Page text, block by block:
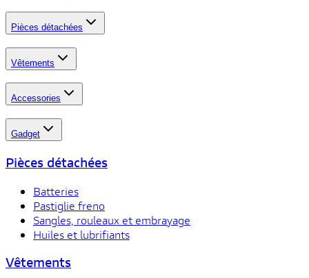
Pièces détachées
Vêtements
Accessories
Gadget
Pièces détachées
Batteries
Pastiglie freno
Sangles, rouleaux et embrayage
Huiles et lubrifiants
Vêtements